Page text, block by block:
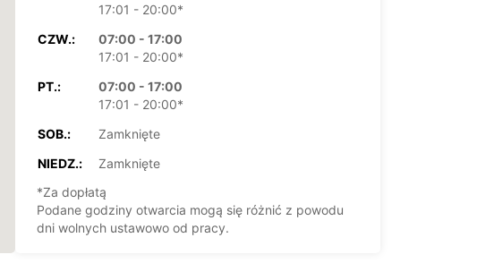
17:01 - 20:00*
CZW.:
07:00 - 17:00
17:01 - 20:00*
PT.:
07:00 - 17:00
17:01 - 20:00*
SOB.:
Zamknięte
NIEDZ.:
Zamknięte
*Za dopłatą
Podane godziny otwarcia mogą się różnić z powodu
dni wolnych ustawowo od pracy.